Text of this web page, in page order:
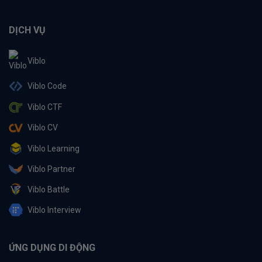
DỊCH VỤ
Viblo
Viblo Code
Viblo CTF
Viblo CV
Viblo Learning
Viblo Partner
Viblo Battle
Viblo Interview
ỨNG DỤNG DI ĐỘNG